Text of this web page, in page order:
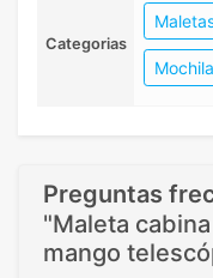
Categorias
Preguntas
"Maleta
mango